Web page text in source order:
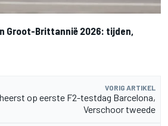
Groot-Brittannië 2026: tijden,
VORIG ARTIKEL
op eerste F2-testdag Barcelona,
Verschoor tweede